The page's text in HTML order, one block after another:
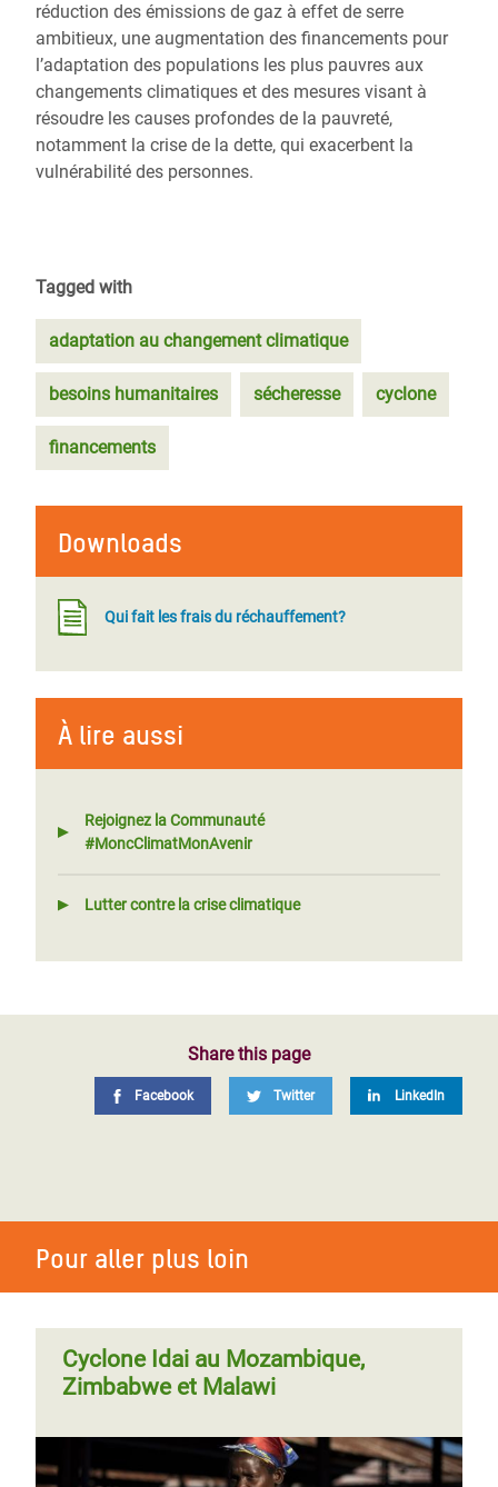
réduction des émissions de gaz à effet de serre
ambitieux, une augmentation des financements pour
l’adaptation des populations les plus pauvres aux
changements climatiques et des mesures visant à
résoudre les causes profondes de la pauvreté,
notamment la crise de la dette, qui exacerbent la
vulnérabilité des personnes.
Tagged with
adaptation au changement climatique
besoins humanitaires sécheresse cyclone
financements
Downloads
Qui fait les frais du réchauffement?
À lire aussi
Rejoignez la Communauté
#MoncClimatMonAvenir
Lutter contre la crise climatique
Share this page
Facebook Twitter LinkedIn
Pour aller plus loin
Cyclone Idai au Mozambique,
Zimbabwe et Malawi